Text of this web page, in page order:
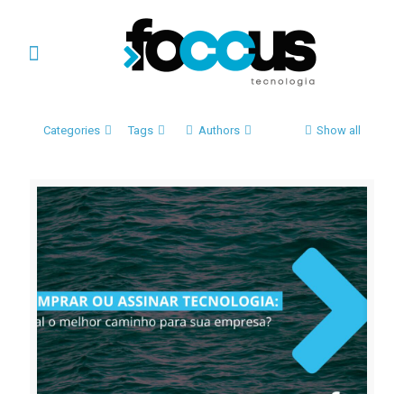
Categories Tags Authors Show all